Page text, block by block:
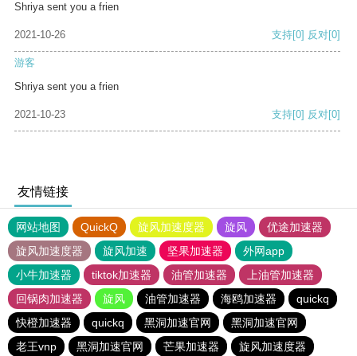
Shriya sent you a frien
2021-10-26 支持[0] 反对[0]
游客
Shriya sent you a frien
2021-10-23 支持[0] 反对[0]
友情链接
网站地图 QuickQ 旋风加速度器 旋风
优途加速器
旋风加速度器
旋风加速 坚果加速器
外网app
小牛加速器
tiktok加速器 油管加速器
上油管加速器
回锅肉加速器
旋风 油管加速器 海鸥加速器
quickq
快橙加速器
quickq 黑洞加速官网
黑洞加速官网
老王vnp
黑洞加速官网 芒果加速器 旋风加速度器